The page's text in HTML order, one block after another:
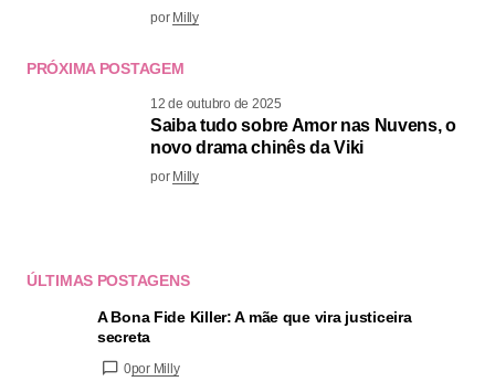
por Milly
PRÓXIMA POSTAGEM
12 de outubro de 2025
Saiba tudo sobre Amor nas Nuvens, o
novo drama chinês da Viki
por Milly
ÚLTIMAS POSTAGENS
A Bona Fide Killer: A mãe que vira justiceira
secreta
0por Milly